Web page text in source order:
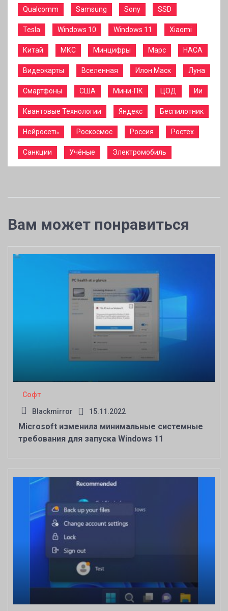
Qualcomm Samsung Sony SSD
Tesla Windows 10 Windows 11 Xiaomi
Китай МКС Минцифры Марс НАСА
Видеокарты Вселенная Илон Маск Луна
Смартфоны США Мини-ПК ЦОД Ии
Квантовые Технологии Яндекс Беспилотник
Нейросеть Роскосмос Россия Ростех
Санкции Учёные Электромобиль
Вам может понравиться
Софт
Blackmirror 15.11.2022
Microsoft изменила минимальные системные
требования для запуска Windows 11